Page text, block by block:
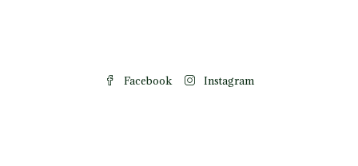
Facebook Instagram